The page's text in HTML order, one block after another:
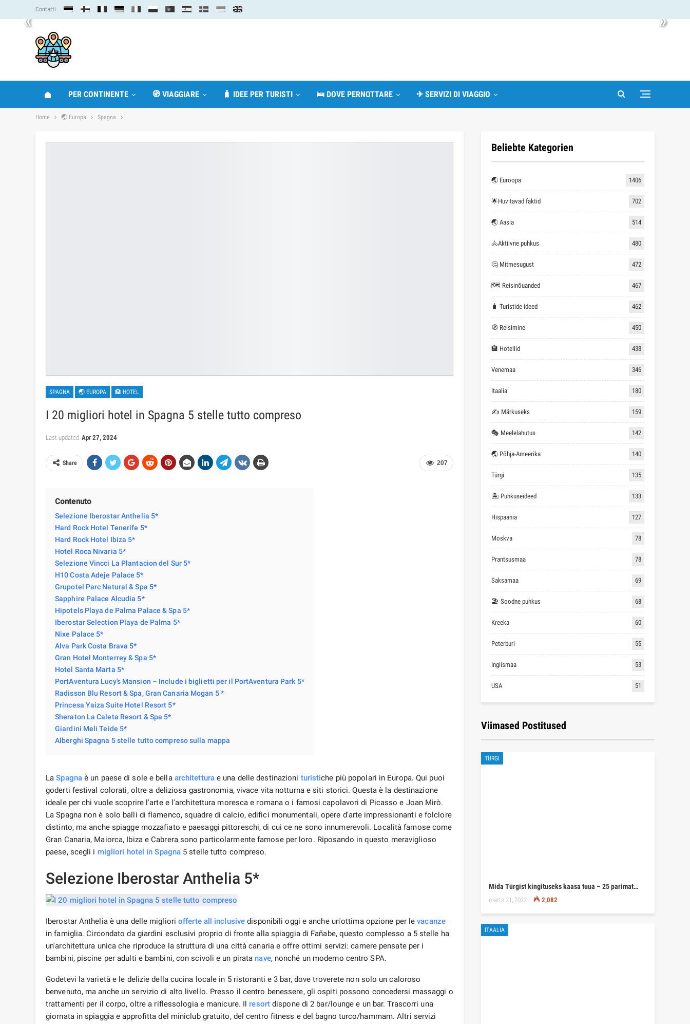
« »
Contatti
PER CONTINENTE 🧭 VIAGGIARE 🧳 IDEE PER TURISTI 🛌 DOVE PERNOTTARE ✈ SERVIZI DI VIAGGIO
Home 🌏 Europa Spagna
SPAGNA 🌏 EUROPA 🏨 HOTEL
I 20 migliori hotel in Spagna 5 stelle tutto compreso
Last updated Apr 27, 2024
207
Share
Contenuto
Selezione Iberostar Anthelia 5*
Hard Rock Hotel Tenerife 5*
Hard Rock Hotel Ibiza 5*
Hotel Roca Nivaria 5*
Selezione Vincci La Plantacion del Sur 5*
H10 Costa Adeje Palace 5*
Grupotel Parc Natural & Spa 5*
Sapphire Palace Alcudia 5*
Hipotels Playa de Palma Palace & Spa 5*
Iberostar Selection Playa de Palma 5*
Nixe Palace 5*
Alva Park Costa Brava 5*
Gran Hotel Monterrey & Spa 5*
Hotel Santa Marta 5*
PortAventura Lucy's Mansion – Include i biglietti per il PortAventura Park 5*
Radisson Blu Resort & Spa, Gran Canaria Mogan 5 *
Princesa Yaiza Suite Hotel Resort 5*
Sheraton La Caleta Resort & Spa 5*
Giardini Meli Teide 5*
Alberghi Spagna 5 stelle tutto compreso sulla mappa
LaSpagnaè un paese di sole e bella architetturae una delle destinazioni turistiche più popolari in Europa. Qui puoi
goderti festival colorati, oltre a deliziosa gastronomia, vivace vita notturna e siti storici. Questa è la destinazione
ideale per chi vuole scoprire l'arte e l'architettura moresca e romana o i famosi capolavori di Picasso e Joan Mirò.
La Spagna non è solo balli di flamenco, squadre di calcio, edifici monumentali, opere d'arte impressionanti e folclore
distinto, ma anche spiagge mozzafiato e paesaggi pittoreschi, di cui ce ne sono innumerevoli. Località famose come
Gran Canaria, Maiorca, Ibiza e Cabrera sono particolarmente famose per loro. Riposando in questo meraviglioso
paese, scegli i migliori hotel in Spagna 5 stelle tutto compreso.
Selezione Iberostar Anthelia 5*
Iberostar Anthelia è una delle migliori offerte all inclusive disponibili oggi e anche un'ottima opzione per levacanze
in famiglia. Circondato da giardini esclusivi proprio di fronte alla spiaggia di Fañabe, questo complesso a 5 stelle ha
un'architettura unica che riproduce la struttura di una città canaria e offre ottimi servizi: camere pensate per i
bambini, piscine per adulti e bambini, con scivoli e un pirata nave, nonché un moderno centro SPA.
Godetevi la varietà e le delizie della cucina locale in 5 ristoranti e 3 bar, dove troverete non solo un caloroso
benvenuto, ma anche un servizio di alto livello. Presso il centro benessere, gli ospiti possono concedersi massaggi o
trattamenti per il corpo, oltre a riflessologia e manicure. Il resortdispone di 2 bar/lounge e un bar. Trascorri una
giornata in spiaggia e approfitta del miniclub gratuito, del centro fitness e del bagno turco/hammam. Altri servizi
Beliebte Kategorien
🌏 Euroopa 1406
🌟Huvitavad faktid 702
🌏 Aasia 514
🚴Aktiivne puhkus 480
🤔 Mitmesugust 472
🗺 Reisinõuanded 467
🧳 Turistide ideed 462
🧭 Reisimine 450
🏨 Hotellid 438
Venemaa 346
Itaalia 180
✍ Märkuseks 159
🎭 Meelelahutus 142
🌏 Põhja-Ameerika 140
Türgi 135
🏝 Puhkuseideed 133
Hispaania 127
Moskva 78
Prantsusmaa 78
Saksamaa 69
🏖 Soodne puhkus 68
Kreeka 60
Peterburi 55
Inglismaa 53
USA 51
Viimased Postitused
TÜRGI
Mida Türgist kingituseks kaasa tuua – 25 parimat…
märts 21, 2022 2,082
ITAALIA